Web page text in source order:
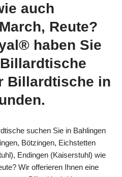
auch
Reute?
haben Sie
Billardtische in
suchen Sie in Bahlingen
Bötzingen, Eichstetten
Endingen (Kaiserstuhl) wie
Wir offerieren Ihnen eine